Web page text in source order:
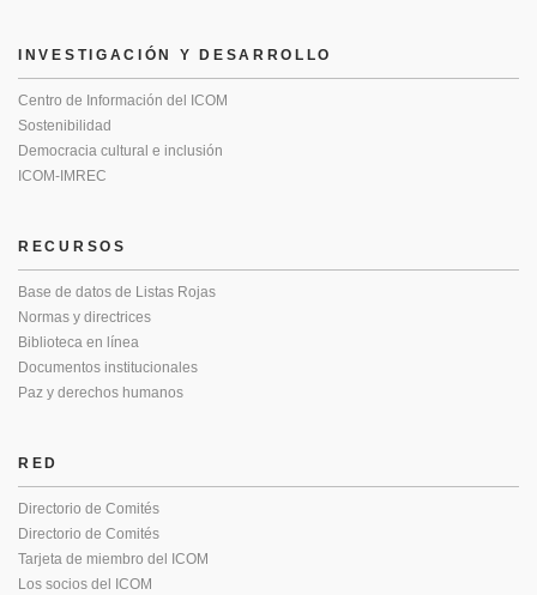
INVESTIGACIÓN Y DESARROLLO
Centro de Información del ICOM
Sostenibilidad
Democracia cultural e inclusión
ICOM-IMREC
RECURSOS
Base de datos de Listas Rojas
Normas y directrices
Biblioteca en línea
Documentos institucionales
Paz y derechos humanos
RED
Directorio de Comités
Directorio de Comités
Tarjeta de miembro del ICOM
Los socios del ICOM